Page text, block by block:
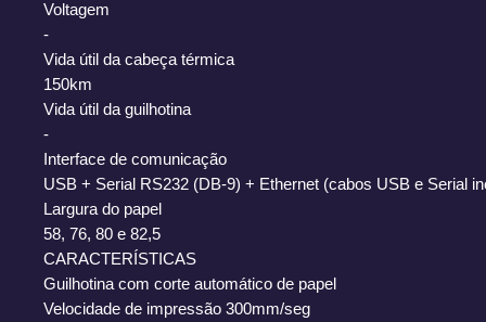
Voltagem
-
Vida útil da cabeça térmica
150km
Vida útil da guilhotina
-
Interface de comunicação
USB + Serial RS232 (DB-9) + Ethernet (cabos USB e Serial
Largura do papel
58, 76, 80 e 82,5
CARACTERÍSTICAS
Guilhotina com corte automático de papel
Velocidade de impressão 300mm/seg